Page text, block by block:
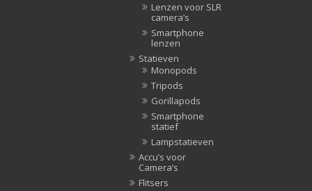
Lenzen voor SLR
camera’s
Smartphone
lenzen
Statieven
Monopods
Tripods
Gorillapods
Smartphone
statief
Lampstatieven
Accu’s voor
Camera’s
Flitsers